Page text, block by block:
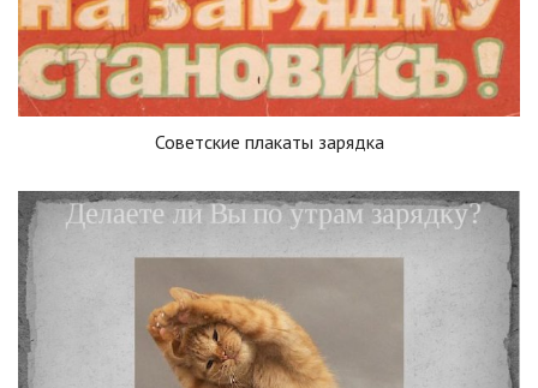
Советские плакаты зарядка